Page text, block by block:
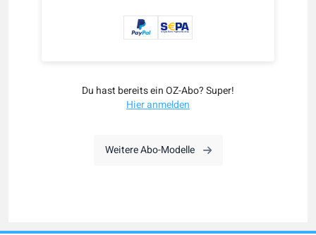
Du hast bereits ein OZ-Abo? Super!
Hier anmelden
Weitere Abo-Modelle